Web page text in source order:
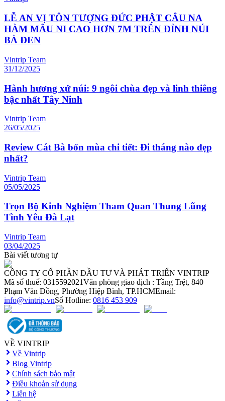
LỄ AN VỊ TÔN TƯỢNG ĐỨC PHẬT CÂU NA
HÀM MÂU NI CAO HƠN 7M TRÊN ĐỈNH NÚI
BÀ ĐEN
Vintrip Team
31/12/2025
Hành hương xứ núi: 9 ngôi chùa đẹp và linh thiêng
bậc nhất Tây Ninh
Vintrip Team
26/05/2025
Review Cát Bà bốn mùa chi tiết: Đi tháng nào đẹp
nhất?
Vintrip Team
05/05/2025
Trọn Bộ Kinh Nghiệm Tham Quan Thung Lũng
Tình Yêu Đà Lạt
Vintrip Team
03/04/2025
Bài viết tương tự
CÔNG TY CỔ PHẦN ĐẦU TƯ VÀ PHÁT TRIỂN VINTRIP
Mã số thuế: 0315592021Văn phòng giao dịch : Tầng Trệt, 840
Phạm Văn Đồng, Phường Hiệp Bình, TP.HCMEmail:
info@vintrip.vnSố Hotline: 0816 453 909
VỀ VINTRIP
Về Vintrip
Blog Vintrip
Chính sách bảo mật
Điều khoản sử dụng
Liên hệ